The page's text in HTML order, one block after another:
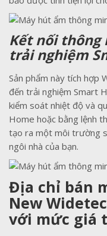
Kết nối
trải nghiệm
Sản phẩm này tích hợp
đến trải nghiệm Smart
kiểm soát nhiệt độ và
Home hoặc bằng lệnh
tạo ra một môi trường
ngôi nhà của bạn.
Địa chỉ bán
New
với mức giá